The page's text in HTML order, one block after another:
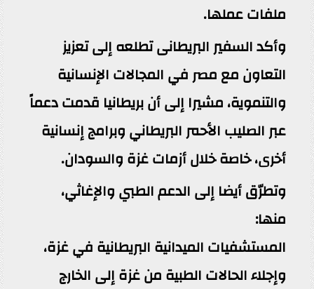
ملفات عملها.
وأكد السفير البريطانى تطلعه إلى تعزيز
التعاون مع مصر في المجالات الإنسانية
والتنموية، مشيرا إلى أن بريطانيا قدمت دعماً
عبر الصليب الأحمر البريطاني وبرامج إنسانية
أخرى، خاصة خلال أزمات غزة والسودان.
وتطرّق أيضا إلى الدعم الطبي والإغاثي،
منها:
المستشفيات الميدانية البريطانية في غزة،
وإجلاء الحالات الطبية من غزة إلى الخارج